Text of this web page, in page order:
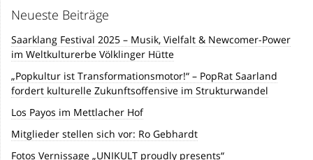
Neueste Beiträge
Saarklang Festival 2025 – Musik, Vielfalt & Newcomer-Power
im Weltkulturerbe Völklinger Hütte
„Popkultur ist Transformationsmotor!“ – PopRat Saarland
fordert kulturelle Zukunftsoffensive im Strukturwandel
Los Payos im Mettlacher Hof
Mitglieder stellen sich vor: Ro Gebhardt
Fotos Vernissage „UNIKULT proudly presents“